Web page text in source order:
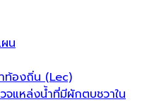
น
ท้องถิ่น (Lec)
จแหล่งน้ำที่มีผักตบชวาใน